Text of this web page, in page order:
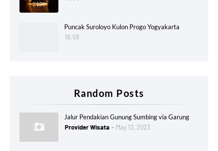
Puncak Suroloyo Kulon Progo Yogyakarta
16.58
Random Posts
Jalur Pendakian Gunung Sumbing via Garung
Provider Wisata
May 12, 2023